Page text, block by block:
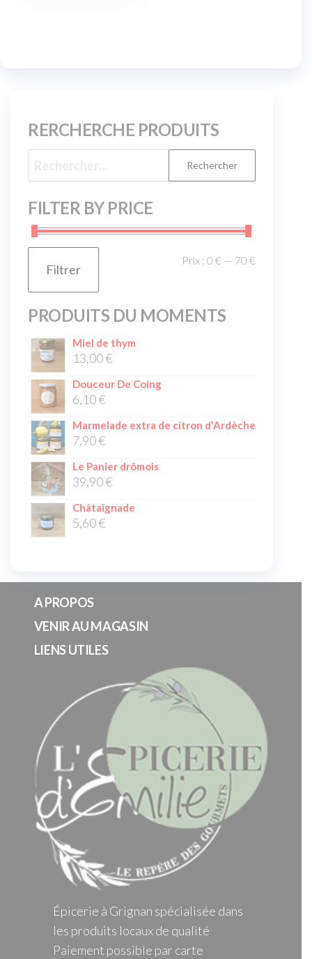
RERCHERCHE PRODUITS
FILTER BY PRICE
Filtrer
Prix : 0 € — 70 €
PRODUITS DU MOMENTS
Miel de thym
13,00€
Douceur De Coing
6,10€
Marmelade extra de citron d'Ardèche
7,90€
Le Panier drômois
39,90€
Châtaignade
5,60€
A PROPOS
VENIR AU MAGASIN
LIENS UTILES
Épicerie à Grignan spécialisée dans
les produits locaux de qualité
Paiement possible par carte